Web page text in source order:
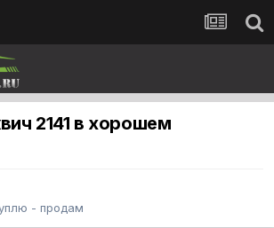
2141 в хорошем
- продам